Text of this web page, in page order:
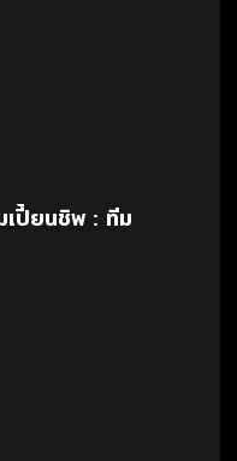
เปี้ยนชิพ : ทีม